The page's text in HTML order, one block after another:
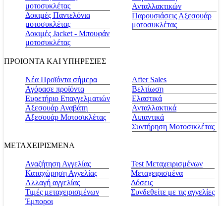
μοτοσυκλέτας
Δοκιμές Παντελόνια
μοτοσυκλέτας
Δοκιμές Jacket - Μπουφάν
μοτοσυκλέτας
Ανταλλακτικών
Παρουσιάσεις Αξεσουάρ
μοτοσυκλέτας
ΠΡΟΙΟΝΤΑ ΚΑΙ ΥΠΗΡΕΣΙΕΣ
Νέα Προϊόντα σήμερα
Αγόρασε προϊόντα
Ευρετήριο Επαγγελματιών
Αξεσουάρ Αναβάτη
Αξεσουάρ Μοτοσικλέτας
Αfter Sales
Βελτίωση
Ελαστικά
Ανταλλακτικά
Λιπαντικά
Συντήρηση Μοτοσικλέτας
ΜΕΤΑΧΕΙΡΙΣΜΕΝΑ
Αναζήτηση Αγγελίας
Καταχώρηση Αγγελίας
Αλλαγή αγγελίας
Τιμές μεταχειρισμένων
Έμποροι
Test Μεταχειρισμένων
Μεταχειρισμένα
Δόσεις
Συνδεθείτε με τις αγγελίες